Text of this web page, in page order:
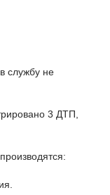
службу не
3 ДТП,